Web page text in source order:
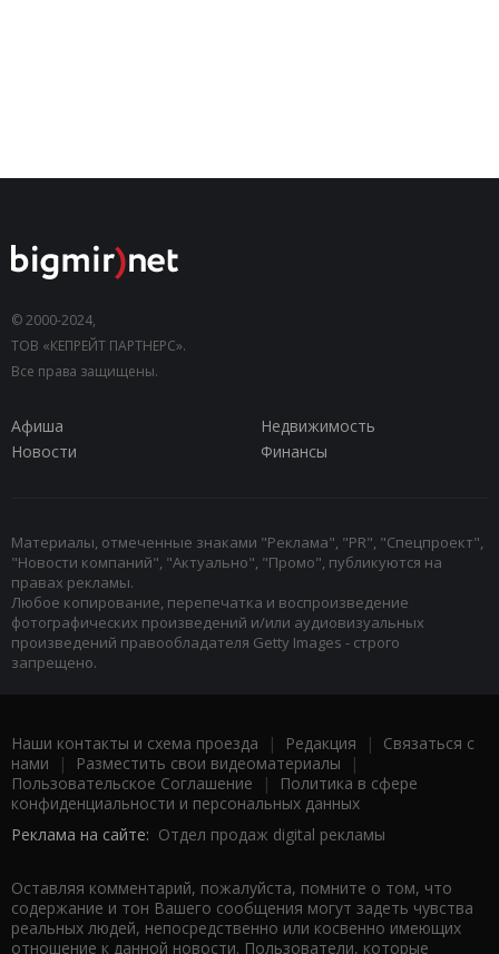
© 2000-2024,
ТОВ «КЕПРЕЙТ ПАРТНЕРС».
Все права защищены.
Афиша
Недвижимость
Новости
Финансы
Материалы, отмеченные знаками "Реклама", "PR", "Спецпроект",
"Новости компаний", "Актуально", "Промо", публикуются на
правах рекламы.
Любое копирование, перепечатка и воспроизведение
фотографических произведений и/или аудиовизуальных
произведений правообладателя Getty Images - строго
запрещено.
Наши контакты и схема проезда | Редакция | Связаться с
нами | Разместить свои видеоматериалы |
Пользовательское Соглашение |
Политика в сфере
конфиденциальности и персональных данных
Реклама на сайте: Отдел продаж digital рекламы
Оставляя комментарий, пожалуйста, помните о том, что
содержание и тон Вашего сообщения могут задеть чувства
реальных людей, непосредственно или косвенно имеющих
отношение к данной новости. Пользователи, которые